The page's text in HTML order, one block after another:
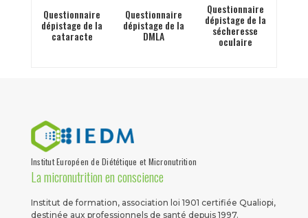
Questionnaire
dépistage de la
cataracte
Questionnaire
dépistage de la
DMLA
Questionnaire
dépistage de la
sécheresse
oculaire
Institut Européen de Diététique et Micronutrition
La micronutrition en conscience
Institut de formation, association loi 1901 certifiée Qualiopi,
destinée aux professionnels de santé depuis 1997.